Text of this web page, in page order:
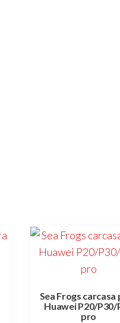
Sea Frogs carcasa
Huawei P20/P30/
pro